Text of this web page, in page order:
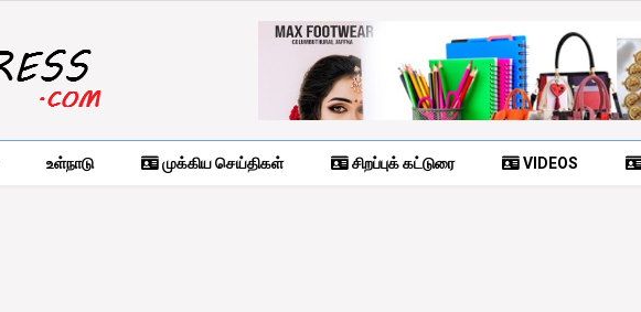
உள்நாடு முக்கிய செய்திகள் சிறப்புக் கட்டுரை VIDEOS